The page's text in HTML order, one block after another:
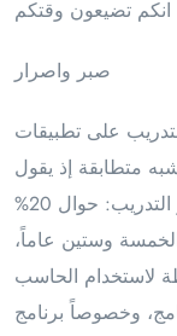
صبر واصرار
على تطبيقات
متطابقة إذ يقول
المدرب «مدحت إسماعيل» في احد مراكز التدريب: حوال 20%
وستين عاماً،
لاستخدام الحاسب
وخصوصاً برنامج